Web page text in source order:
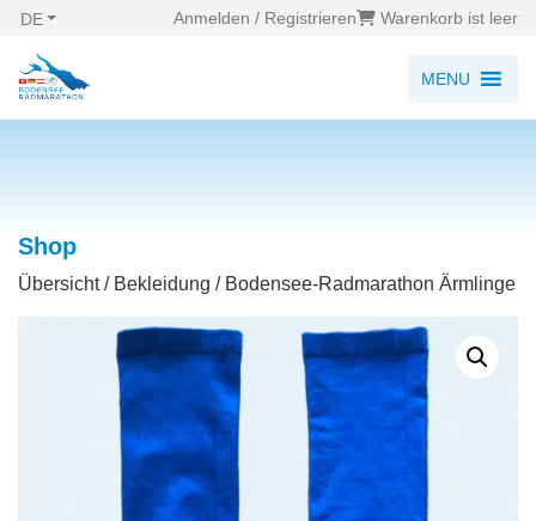
DE Anmelden / Registrieren Warenkorb ist leer
MENU
Shop
Übersicht/ Bekleidung / Bodensee-Radmarathon Ärmlinge